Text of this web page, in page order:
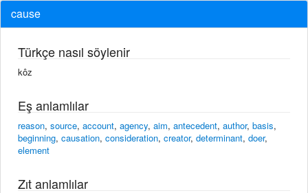
cause
Türkçe nasıl söylenir
kôz
Eş anlamlılar
reason, source, account, agency, aim, antecedent, author, basis,
beginning, causation, consideration, creator, determinant, doer,
element
Zıt anlamlılar